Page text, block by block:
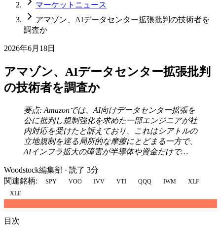
マーケットニュース
アマゾン、AIデータセンター拡張批判の技術者を
調査か
2026年6月18日
アマゾン、AIデータセンター拡張批判
の技術者を調査か
要点: Amazonでは、AI向けデータセンター拡張を
公に批判し規制強化を求めた一部エンジニアが社
内対応を受けたと訴えており、これはシアトルの
立地規制を巡る局所的な摩擦にとどまる一方で、
AIインフラ拡大の障害が半導体や資金だけで…
Woodstock編集部 · 読了 3分
関連銘柄:
SPY VOO IVV VTI QQQ IWM
XLF
XLE
目次